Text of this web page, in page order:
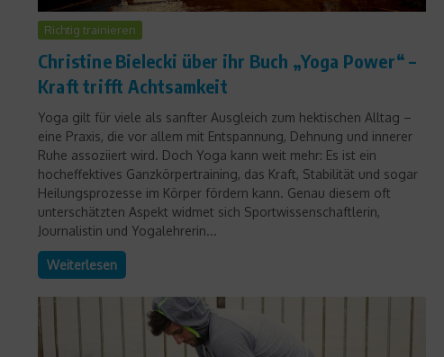
Richtig trainieren
Christine Bielecki über ihr Buch „Yoga Power“ –
Kraft trifft Achtsamkeit
Yoga gilt für viele als sanfter Ausgleich zum hektischen Alltag –
eine Praxis, die vor allem mit Entspannung, Dehnung und innerer
Ruhe assoziiert wird. Doch Yoga kann weit mehr: Es ist ein
hocheffektives Ganzkörpertraining, das Kraft, Stabilität und sogar
Heilungsprozesse im Körper fördern kann. Genau diesem oft
unterschätzten Aspekt widmet sich Sportwissenschaftlerin,
Journalistin und Yogalehrerin...
Weiterlesen